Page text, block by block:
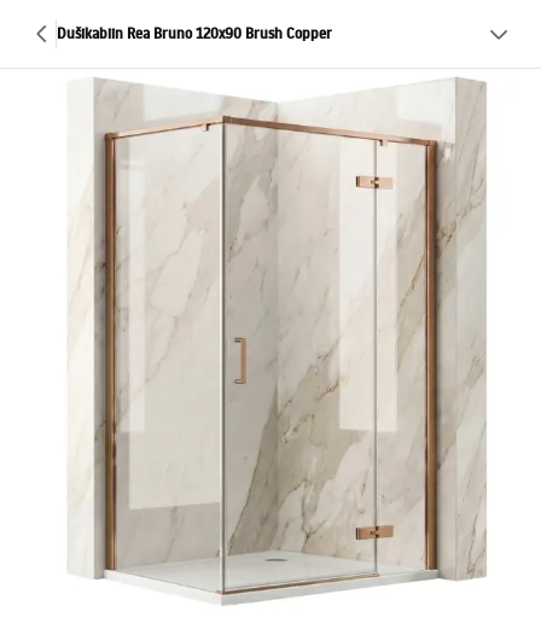
Dušikabiin Rea Bruno 120x90 Brush Copper